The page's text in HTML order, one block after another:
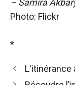
– Samira
Photo: Flickr
*
L'itinérance